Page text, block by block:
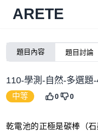
ARETE
題目內容 題目討論
110-學測-自然-多選題
中等 0 0
乾電池的正極是碳棒（